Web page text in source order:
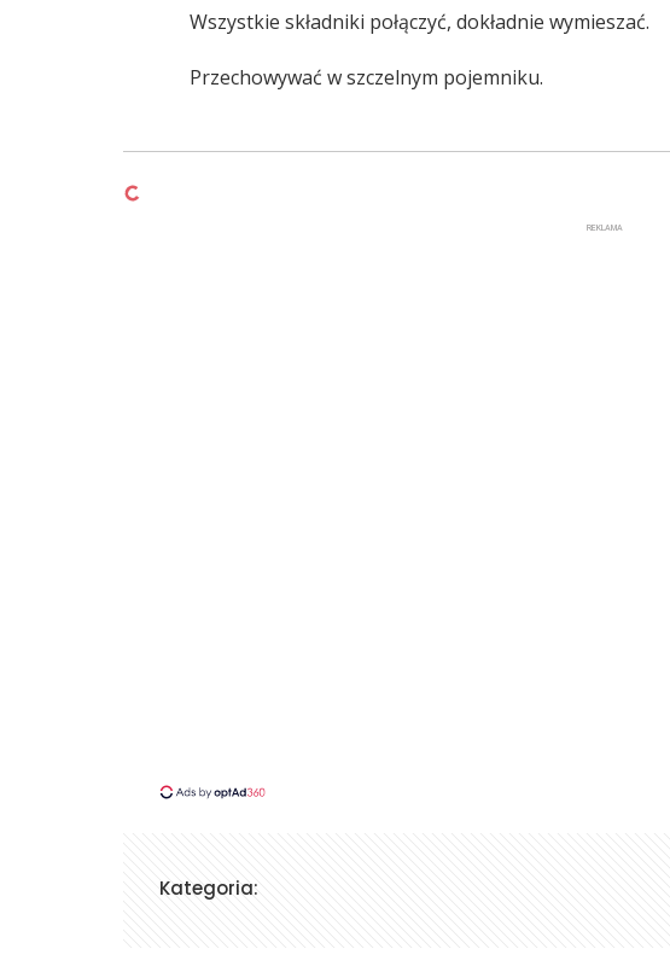
Wszystkie składniki połączyć, dokładnie wymieszać.
Przechowywać w szczelnym pojemniku.
REKLAMA
Kategoria: